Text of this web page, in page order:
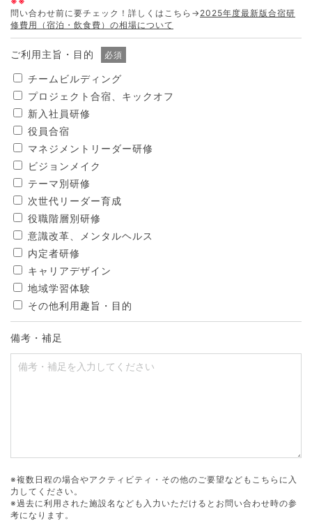
問い合わせ前に要チェック！詳しくはこちら→ 2025年度最新版合宿研
修費用（宿泊・飲食費）の相場について
ご利用主旨・目的 必須
チームビルディング
プロジェクト合宿、キックオフ
新入社員研修
役員合宿
マネジメントリーダー研修
ビジョンメイク
テーマ別研修
次世代リーダー育成
役職階層別研修
意識改革、メンタルヘルス
内定者研修
キャリアデザイン
地域学習体験
その他利用趣旨・目的
備考・補足
※複数日程の場合やアクティビティ・その他のご要望などもこちらに入
力してください。
※過去に利用された施設名なども入力いただけるとお問い合わせ時の参
考になります。